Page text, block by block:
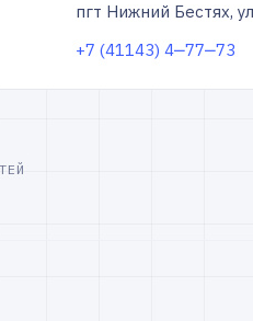
пгт Нижний Бестях,
+7 (41143) 4‒77‒73